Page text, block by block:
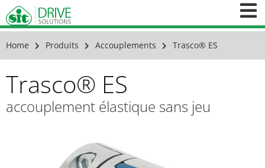
Home Produits Accouplements Trasco® ES
Trasco® ES
accouplement élastique sans jeu